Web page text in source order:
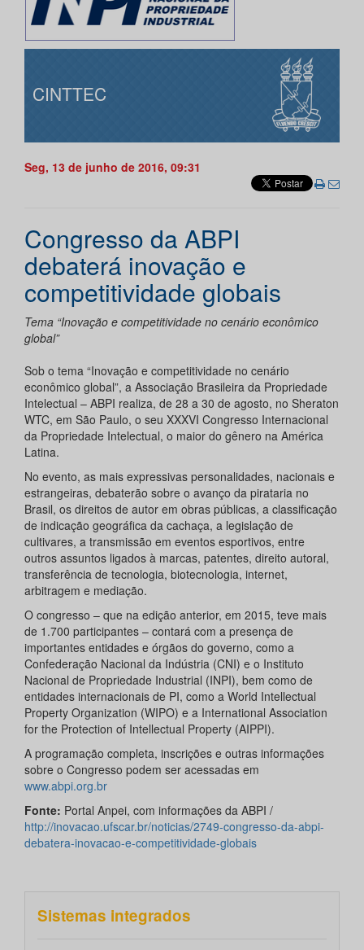
CINTTEC
Seg, 13 de junho de 2016, 09:31
Congresso da ABPI
debaterá inovação e
competitividade globais
Tema “Inovação e competitividade no cenário econômico
global”
Sob o tema “Inovação e competitividade no cenário
econômico global”, a Associação Brasileira da Propriedade
Intelectual – ABPI realiza, de 28 a 30 de agosto, no Sheraton
WTC, em São Paulo, o seu XXXVI Congresso Internacional
da Propriedade Intelectual, o maior do gênero na América
Latina.
No evento, as mais expressivas personalidades, nacionais e
estrangeiras, debaterão sobre o avanço da pirataria no
Brasil, os direitos de autor em obras públicas, a classificação
de indicação geográfica da cachaça, a legislação de
cultivares, a transmissão em eventos esportivos, entre
outros assuntos ligados à marcas, patentes, direito autoral,
transferência de tecnologia, biotecnologia, internet,
arbitragem e mediação.
O congresso – que na edição anterior, em 2015, teve mais
de 1.700 participantes – contará com a presença de
importantes entidades e órgãos do governo, como a
Confederação Nacional da Indústria (CNI) e o Instituto
Nacional de Propriedade Industrial (INPI), bem como de
entidades internacionais de PI, como a World Intellectual
Property Organization (WIPO) e a International Association
for the Protection of Intellectual Property (AIPPI).
A programação completa, inscrições e outras informações
sobre o Congresso podem ser acessadas em
www.abpi.org.br
Fonte: Portal Anpei, com informações da ABPI /
http://inovacao.ufscar.br/noticias/2749-congresso-da-abpi-
debatera-inovacao-e-competitividade-globais
Sistemas integrados